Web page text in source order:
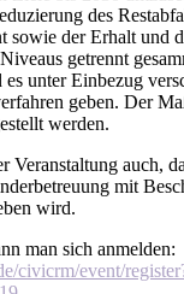
des
sowie der Erhalt und
getrennt
unter Einbezug
geben. Der
werden.
Veranstaltung auch,
mit
wird.
man sich anmelden:
civicrm/event/